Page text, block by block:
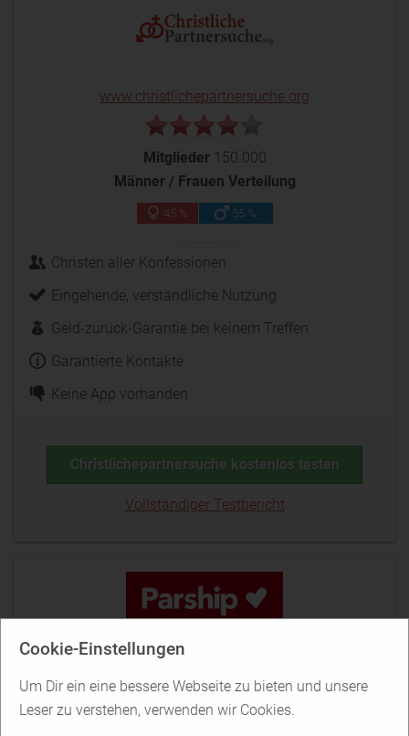
Cookie-Einstellungen
Um Dir ein eine bessere Webseite zu bieten und unsere
Leser zu verstehen, verwenden wir Cookies.
www.christlichepartnersuche.org
Mitglieder 150.000
Männer / Frauen Verteilung
45 % 55 %
Christen aller Konfessionen
Eingehende, verständliche Nutzung
Geld-zurück-Garantie bei keinem Treffen
Garantierte Kontakte
Keine App vorhanden
Christlichepartnersuche kostenlos testen
Vollständiger Testbericht
www.parship.at
Mitglieder525.000